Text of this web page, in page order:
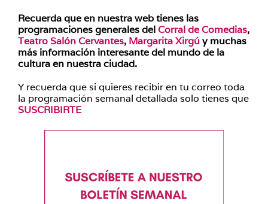
Recuerda que en nuestra web tienes las
programaciones generales del Corral de Comedias,
Teatro Salón Cervantes, Margarita Xirgúy muchas
más información interesante del mundo de la
cultura en nuestra ciudad.
Y recuerda que si quieres recibir en tu correo toda
la programación semanal detallada solo tienes que
SUSCRIBIRTE